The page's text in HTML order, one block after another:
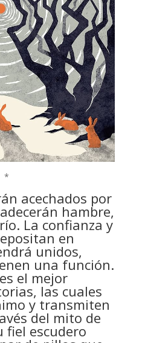
*
acechados por
hambre,
La confianza y
en
unidos,
una función.
es el mejor
las cuales
y transmiten
del mito de
fiel escudero